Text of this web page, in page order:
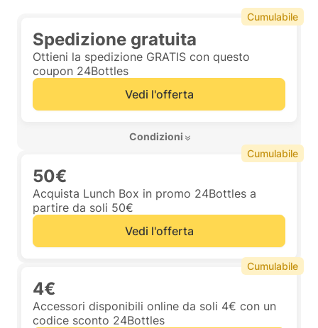
Spedizione gratuita
Ottieni la spedizione GRATIS con questo
coupon 24Bottles
Vedi l'offerta
Condizioni
Cumulabile
50€
Acquista Lunch Box in promo 24Bottles a
partire da soli 50€
Vedi l'offerta
Cumulabile
4€
Accessori disponibili online da soli 4€ con un
codice sconto 24Bottles
Cumulabile